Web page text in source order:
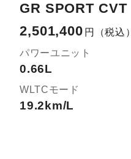
GR SPORT CVT
2,501,400 円
（税込）
パワーユニット
0.66L
WLTCモード
19.2km/L